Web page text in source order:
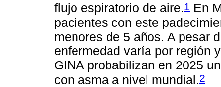
flujo espiratorio de aire.1 En
pacientes con este
menores de 5 años. A pesar
enfermedad varía por región
GINA probabilizan en 2025
con asma a nivel mundial.2